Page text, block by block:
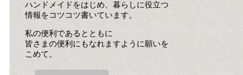
ハンドメイドをはじめ、暮らしに役立つ
情報をコツコツ書いています。
私の便利であるとともに
皆さまの便利にもなれますように願いを
こめて。